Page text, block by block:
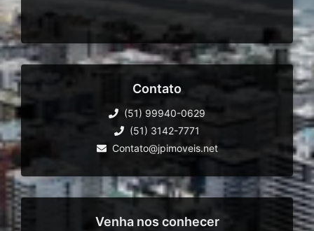
Contato
(51) 99940-0629
(51) 3142-7771
Contato@jpimoveis.net
Venha nos conhecer